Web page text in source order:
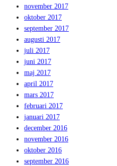
november 2017
oktober 2017
september 2017
augusti 2017
juli 2017
juni 2017
maj 2017
april 2017
mars 2017
februari 2017
januari 2017
december 2016
november 2016
oktober 2016
september 2016